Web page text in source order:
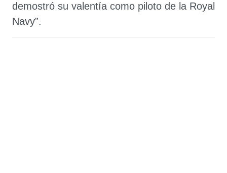
demostró su valentía como piloto de la Royal
Navy”.